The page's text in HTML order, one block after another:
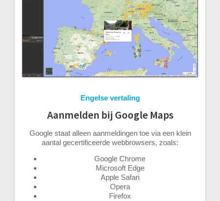
Engelse vertaling
Aanmelden bij Google Maps
Google staat alleen aanmeldingen toe via een klein
aantal gecertificeerde webbrowsers, zoals:
Google Chrome
Microsoft Edge
Apple Safari
Opera
Firefox